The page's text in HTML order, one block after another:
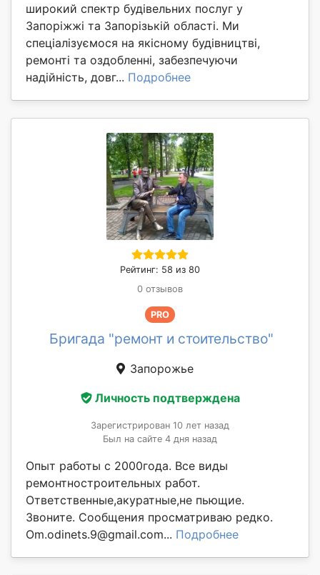
широкий спектр будівельних послуг у
Запоріжжі та Запорізькій області. Ми
спеціалізуємося на якісному будівництві,
ремонті та оздобленні, забезпечуючи
надійність, довг... Подробнее
Рейтинг: 58 из 80
0 отзывов
PRO
Бригада "ремонт и стоительство"
Запорожье
Личность подтверждена
Зарегистрирован 10 лет назад
Был на сайте 4 дня назад
Опыт работы с 2000года. Все виды
ремонтностроительных работ.
Ответственные,акуратные,не пьющие.
Звоните. Сообщения просматриваю редко.
Om.odinets.9@gmail.com... Подробнее